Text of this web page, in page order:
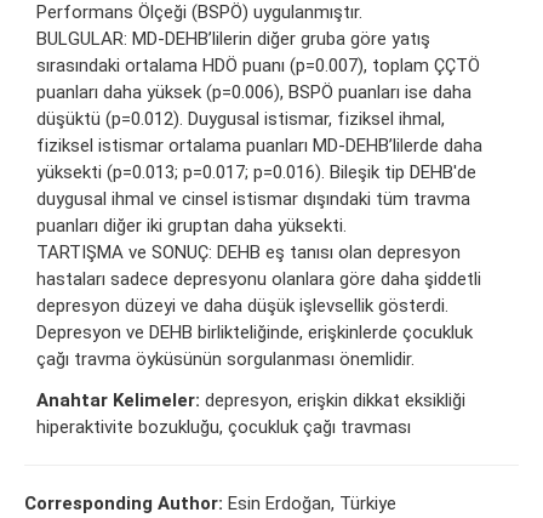
Performans Ölçeği (BSPÖ) uygulanmıştır.
BULGULAR: MD-DEHB’lilerin diğer gruba göre yatış
sırasındaki ortalama HDÖ puanı (p=0.007), toplam ÇÇTÖ
puanları daha yüksek (p=0.006), BSPÖ puanları ise daha
düşüktü (p=0.012). Duygusal istismar, fiziksel ihmal,
fiziksel istismar ortalama puanları MD-DEHB’lilerde daha
yüksekti (p=0.013; p=0.017; p=0.016). Bileşik tip DEHB'de
duygusal ihmal ve cinsel istismar dışındaki tüm travma
puanları diğer iki gruptan daha yüksekti.
TARTIŞMA ve SONUÇ: DEHB eş tanısı olan depresyon
hastaları sadece depresyonu olanlara göre daha şiddetli
depresyon düzeyi ve daha düşük işlevsellik gösterdi.
Depresyon ve DEHB birlikteliğinde, erişkinlerde çocukluk
çağı travma öyküsünün sorgulanması önemlidir.
Anahtar Kelimeler: depresyon, erişkin dikkat eksikliği
hiperaktivite bozukluğu, çocukluk çağı travması
Corresponding Author: Esin Erdoğan, Türkiye